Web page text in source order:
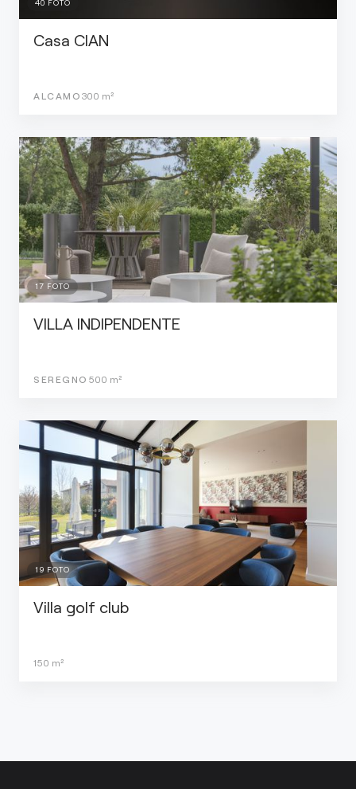
40 FOTO
Casa CIAN
ALCAMO 300 m²
17 FOTO
VILLA INDIPENDENTE
SEREGNO 500 m²
19 FOTO
Villa golf club
150 m²